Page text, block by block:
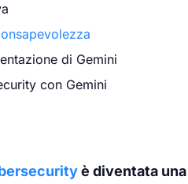
di Gemini
con Gemini
è diventata una